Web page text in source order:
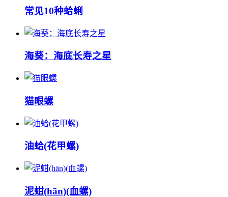
常见10种蛤蜊
海葵：海底长寿之星
猫眼螺
油蛤(花甲螺)
泥蚶(hān)(血螺)